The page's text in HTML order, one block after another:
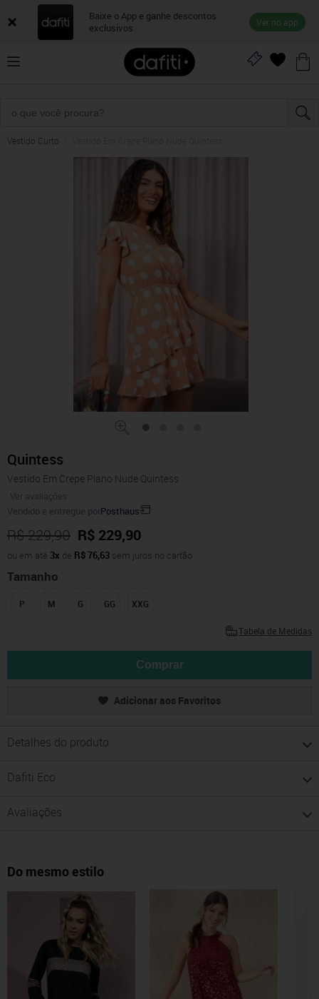
Baixe o App e ganhe descontos
exclusivos
Ver no app
Vestido Curto
Quintess
Vestido Em Crepe Plano Nude Quintess
Ver avaliações
Vendido e entregue porPosthaus
R$ 229,90 R$ 229,90
ou em até 3x de R$ 76,63 sem juros no cartão
Tamanho
P M G GG XXG
Tabela de Medidas
Comprar
Adicionar aos Favoritos
Detalhes do produto
Dafiti Eco
Avaliações
Do mesmo estilo